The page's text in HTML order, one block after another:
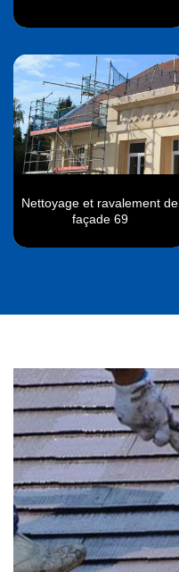
Nettoyage et ravalement de
façade 69